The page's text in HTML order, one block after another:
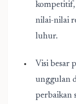
nilai-nilai
luhur.
Visi besar
unggulan
perbaikan